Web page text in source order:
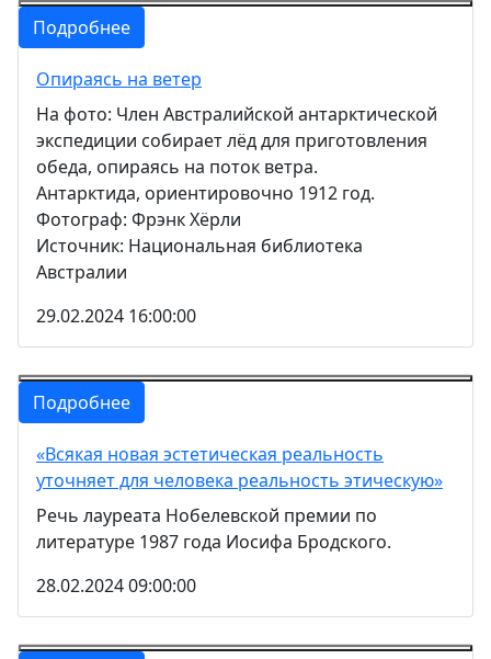
Подробнее
Опираясь на ветер
На фото: Член Австралийской антарктической
экспедиции собирает лёд для приготовления
обеда, опираясь на поток ветра.
Антарктида, ориентировочно 1912 год.
Фотограф: Фрэнк Хёрли
Источник: Национальная библиотека
Австралии
29.02.2024 16:00:00
Подробнее
«Всякая новая эстетическая реальность
уточняет для человека реальность этическую»
Речь лауреата Нобелевской премии по
литературе 1987 года Иосифа Бродского.
28.02.2024 09:00:00